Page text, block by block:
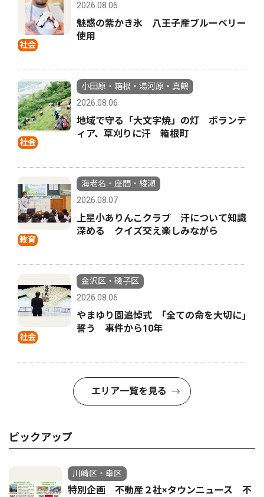
社会
2026.08.06
魅惑の紫かき氷 八王子産ブルーベリー
使用
社会
小田原・箱根・湯河原・真鶴
2026.08.06
地域で守る「大文字焼」の灯 ボランテ
ィア、草刈りに汗 箱根町
教育
海老名・座間・綾瀬
2026.08.07
上星小ありんこクラブ 汗について知識
深める クイズ交え楽しみながら
社会
金沢区・磯子区
2026.08.06
やまゆり園追悼式 ｢全ての命を大切に｣
誓う 事件から10年
エリア一覧を見る
ピックアップ
川崎区・幸区
特別企画 不動産２社×タウンニュース 不